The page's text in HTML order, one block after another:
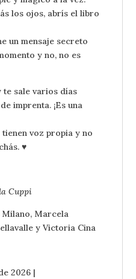
los ojos, abrís el libro
un mensaje secreto
y no, no es
te sale varios días
imprenta. ¡Es una
voz propia y no
♥
Cuppi
Marcela
y Victoria Cina
2026 |